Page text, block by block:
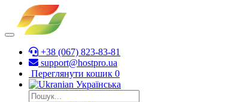
+38 (067) 823-83-81
support@hostpro.ua
Переглянути кошик 0
Українська